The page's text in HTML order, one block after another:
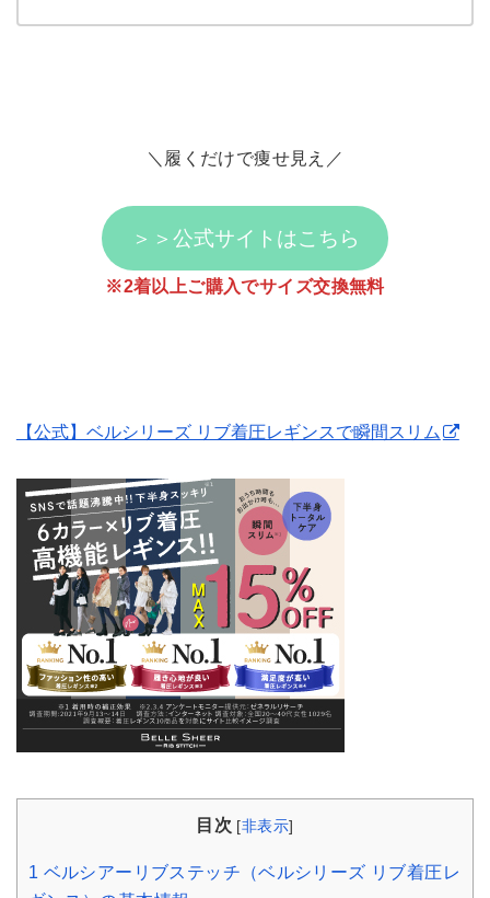
＼履くだけで痩せ見え／
＞＞公式サイトはこちら
※2着以上ご購入でサイズ交換無料
【公式】ベルシリーズ リブ着圧レギンスで瞬間スリム
目次 [非表示]
1 ベルシアーリブステッチ（ベルシリーズ リブ着圧レ